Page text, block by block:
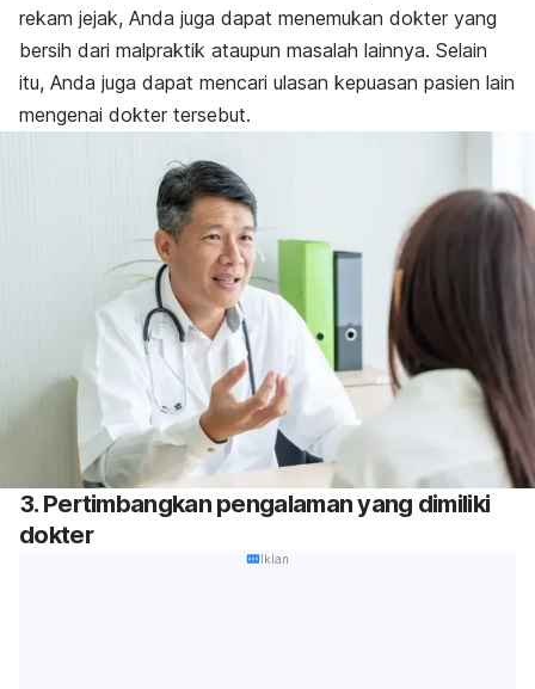
rekam jejak, Anda juga dapat menemukan dokter yang
bersih dari malpraktik ataupun masalah lainnya. Selain
itu, Anda juga dapat mencari ulasan kepuasan pasien lain
mengenai dokter tersebut.
3. Pertimbangkan pengalaman yang dimiliki
dokter
Iklan